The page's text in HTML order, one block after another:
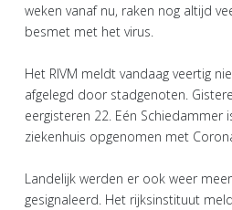
weken vanaf nu, raken nog altijd
besmet met het virus.
Het RIVM meldt vandaag veertig
afgelegd door stadgenoten.
eergisteren 22. Eén Schiedammer
ziekenhuis opgenomen met
Landelijk werden er ook weer
gesignaleerd. Het rijksinstituut